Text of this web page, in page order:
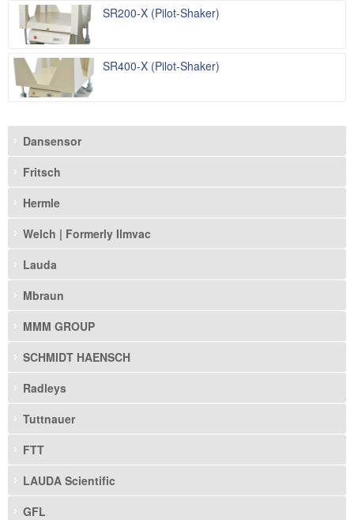
SR200-X (Pilot-Shaker)
SR400-X (Pilot-Shaker)
Dansensor
Fritsch
Hermle
Welch | Formerly Ilmvac
Lauda
Mbraun
MMM GROUP
SCHMIDT HAENSCH
Radleys
Tuttnauer
FTT
LAUDA Scientific
GFL